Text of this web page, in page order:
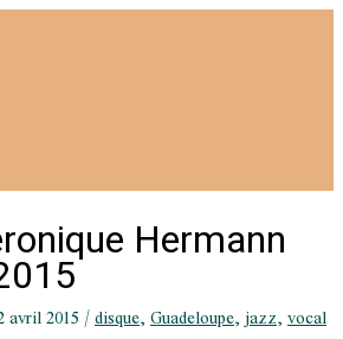
Hermann
avril 2015/disque,Guadeloupe,jazz,vocal